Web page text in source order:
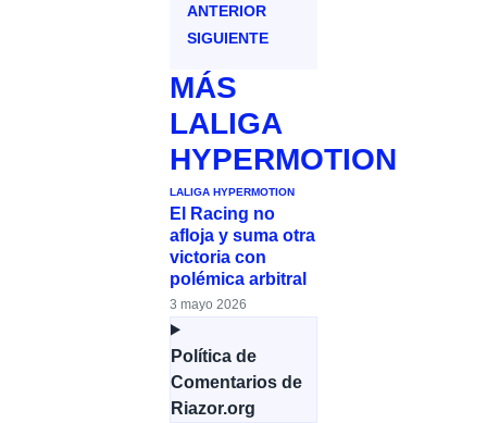
ANTERIOR
SIGUIENTE
MÁS
LALIGA
HYPERMOTION
LALIGA HYPERMOTION
El Racing no
afloja y suma otra
victoria con
polémica arbitral
3 mayo 2026
Política de
Comentarios de
Riazor.org